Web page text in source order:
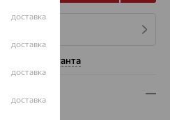
консультанта
доставка
доставка
доставка
доставка